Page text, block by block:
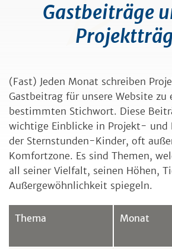
Gastbeiträge
(Fast) Jeden Monat schreiben
Gastbeitrag für unsere Website zu
bestimmten Stichwort. Diese
wichtige Einblicke in Projekt- und
der Sternstunden-Kinder, oft
Komfortzone. Es sind Themen,
all seiner Vielfalt, seinen Höhen,
Außergewöhnlichkeit spiegeln.
Thema Monat